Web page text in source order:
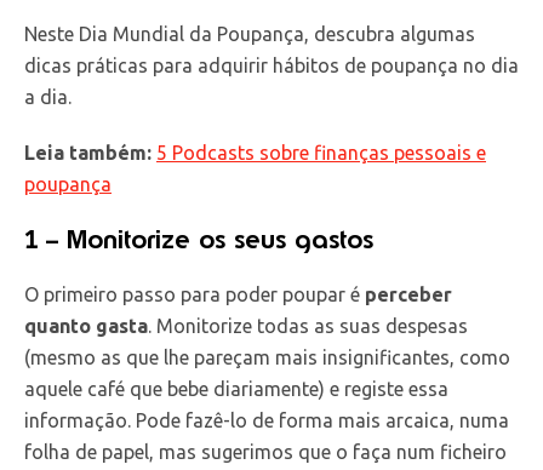
Neste Dia Mundial da Poupança, descubra algumas
dicas práticas para adquirir hábitos de poupança no dia
a dia.
Leia também: 5 Podcasts sobre finanças pessoais e
poupança
1 – Monitorize os seus gastos
O primeiro passo para poder poupar é perceber
quanto gasta . Monitorize todas as suas despesas
(mesmo as que lhe pareçam mais insignificantes, como
aquele café que bebe diariamente) e registe essa
informação. Pode fazê-lo de forma mais arcaica, numa
folha de papel, mas sugerimos que o faça num ficheiro